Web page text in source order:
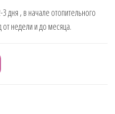
дня , в начале отопительного
недели и до месяца.